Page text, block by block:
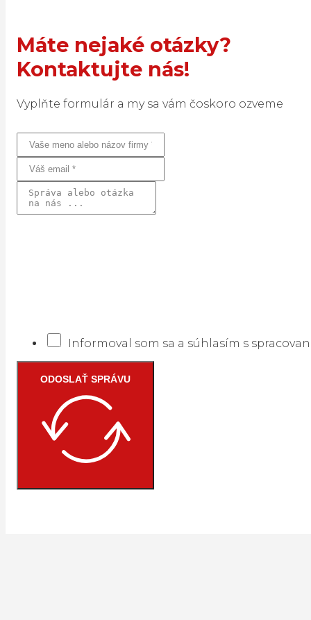
Máte nejaké otázky?
Kontaktujte nás!
Vyplňte formulár a my sa vám čoskoro ozveme
Informoval som sa a súhlasím s
ODOSLAŤ SPRÁVU